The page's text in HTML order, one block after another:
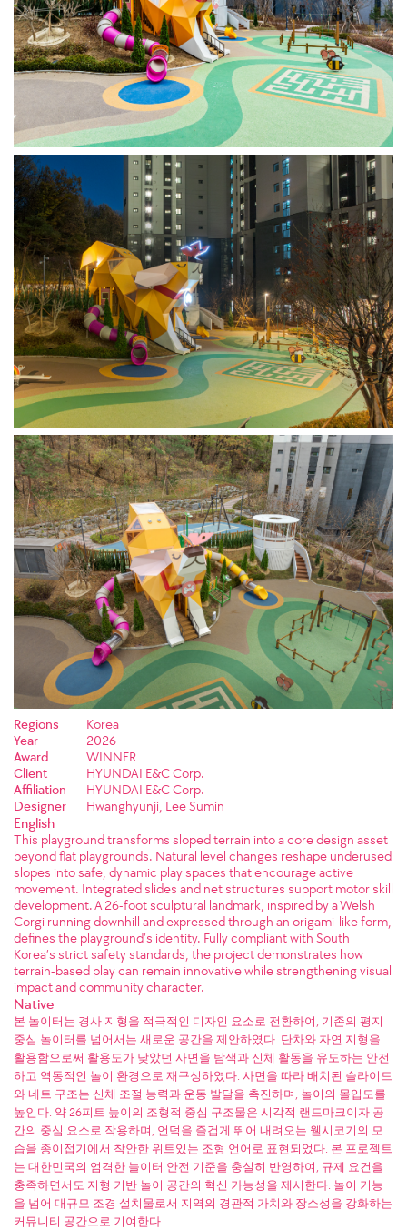
Regions
Korea
Year
2026
Award
WINNER
Client
HYUNDAI E&C Corp.
Affiliation
HYUNDAI E&C Corp.
Designer
Hwanghyunji, Lee Sumin
English
This playground transforms sloped terrain into a core design asset
beyond flat playgrounds. Natural level changes reshape underused
slopes into safe, dynamic play spaces that encourage active
movement. Integrated slides and net structures support motor skill
development. A 26-foot sculptural landmark, inspired by a Welsh
Corgi running downhill and expressed through an origami-like form,
defines the playground’s identity. Fully compliant with South
Korea’s strict safety standards, the project demonstrates how
terrain-based play can remain innovative while strengthening visual
impact and community character.
Native
본 놀이터는 경사 지형을 적극적인 디자인 요소로 전환하여, 기존의 평지
중심 놀이터를 넘어서는 새로운 공간을 제안하였다. 단차와 자연 지형을
활용함으로써 활용도가 낮았던 사면을 탐색과 신체 활동을 유도하는 안전
하고 역동적인 놀이 환경으로 재구성하였다. 사면을 따라 배치된 슬라이드
와 네트 구조는 신체 조절 능력과 운동 발달을 촉진하며, 놀이의 몰입도를
높인다. 약 26피트 높이의 조형적 중심 구조물은 시각적 랜드마크이자 공
간의 중심 요소로 작용하며, 언덕을 즐겁게 뛰어 내려오는 웰시코기의 모
습을 종이접기에서 착안한 위트있는 조형 언어로 표현되었다. 본 프로젝트
는 대한민국의 엄격한 놀이터 안전 기준을 충실히 반영하여, 규제 요건을
충족하면서도 지형 기반 놀이 공간의 혁신 가능성을 제시한다. 놀이 기능
을 넘어 대규모 조경 설치물로서 지역의 경관적 가치와 장소성을 강화하는
커뮤니티 공간으로 기여한다.